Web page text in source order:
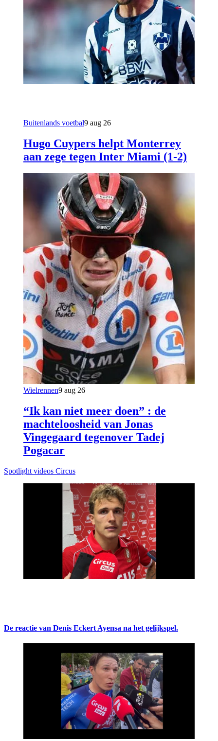
Buitenlands voetbal9 aug 26
Hugo Cuypers helpt Monterrey
aan zege tegen Inter Miami (1-2)
Wielrennen9 aug 26
“Ik kan niet meer doen” : de
machteloosheid van Jonas
Vingegaard tegenover Tadej
Pogacar
Spotlight videos Circus
De reactie van Denis Eckert Ayensa na het gelijkspel.